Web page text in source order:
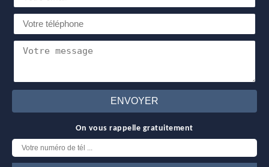
On vous rappelle gratuitement